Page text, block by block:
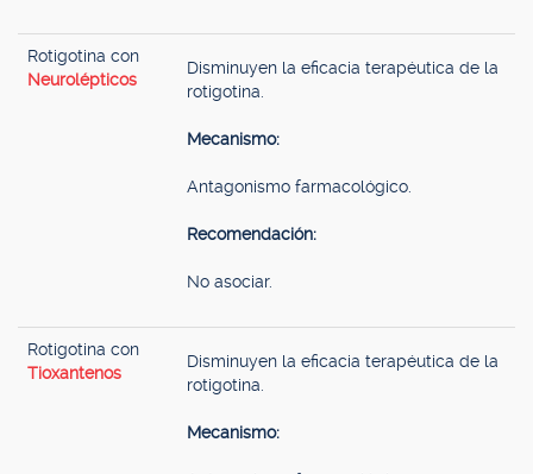
Rotigotina con
Neurolépticos
Disminuyen la eficacia terapéutica de la
rotigotina.
Mecanismo:
Antagonismo farmacológico.
Recomendación:
No asociar.
Rotigotina con
Tioxantenos
Disminuyen la eficacia terapéutica de la
rotigotina.
Mecanismo: